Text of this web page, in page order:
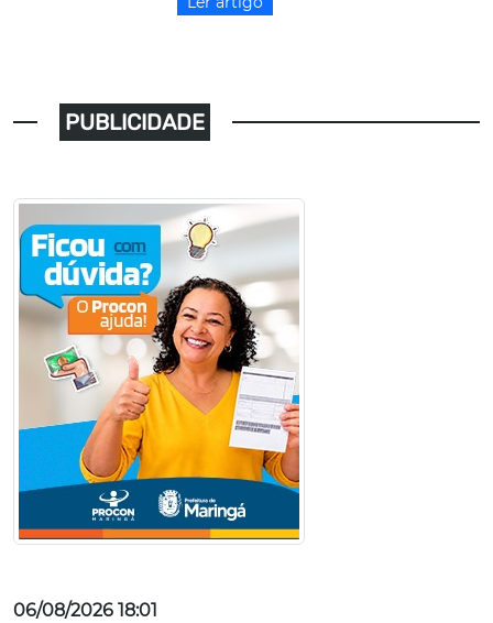
PUBLICIDADE
06/08/2026 18:01